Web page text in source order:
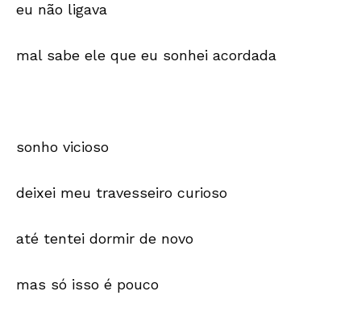
eu não ligava
mal sabe ele que eu sonhei acordada
sonho vicioso
deixei meu travesseiro curioso
até tentei dormir de novo
mas só isso é pouco